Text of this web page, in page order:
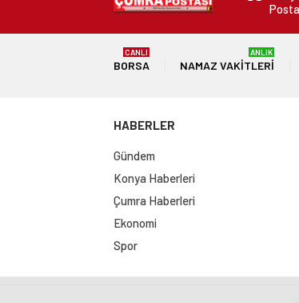
BORSA
CANLI
NAMAZ VAKITLERI
ANLIK
HABERLER
Gündem
Konya Haberleri
Çumra Haberleri
Ekonomi
Spor